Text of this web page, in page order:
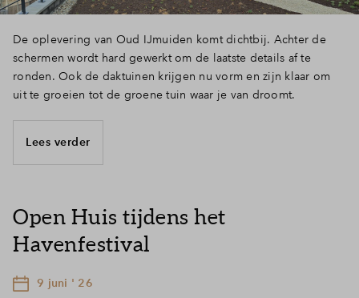
De oplevering van Oud IJmuiden komt dichtbij. Achter de
schermen wordt hard gewerkt om de laatste details af te
ronden. Ook de daktuinen krijgen nu vorm en zijn klaar om
uit te groeien tot de groene tuin waar je van droomt.
Lees verder
Open Huis tijdens het
Havenfestival
9 juni ' 26